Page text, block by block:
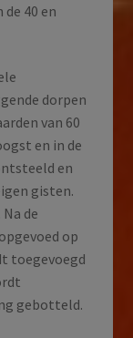
40 en
dorpen
van 60
en in de
en
gisten.
de
op
toegevoegd
gebotteld.